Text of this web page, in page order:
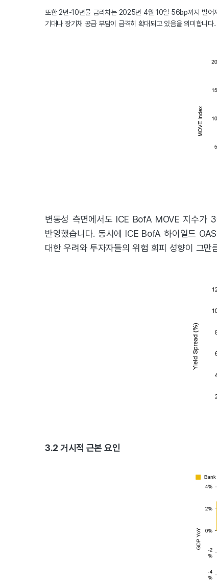
또한 2년-10년물 금리차는 2025년 4월 10일 56bp까지 벌어
기대나 장기채 공급 부담이 급격히 확대되고 있음을 의미합니다.
변동성 측면에서도 ICE BofA MOVE 지수가
반영했습니다. 동시에 ICE BofA 하이일드
대한 우려와 투자자들의 위험 회피 성향이 그만
3.2 거시적 근본 요인